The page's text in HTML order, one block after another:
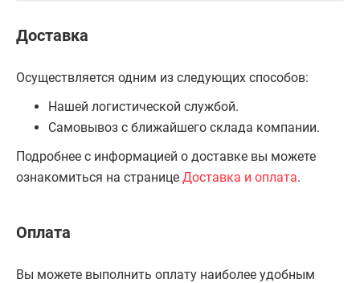
Доставка
Осуществляется одним из следующих способов:
Нашей логистической службой.
Самовывоз с ближайшего склада компании.
Подробнее с информацией о доставке вы можете
ознакомиться на странице Доставка и оплата.
Оплата
Вы можете выполнить оплату наиболее удобным